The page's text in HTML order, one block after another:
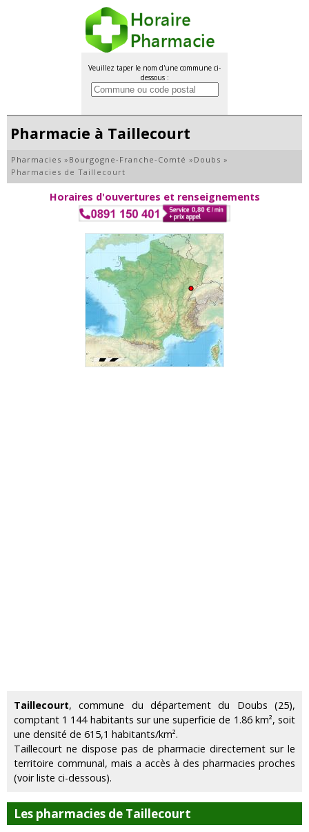
Veuillez taper le nom d'une commune ci-
dessous :
Pharmacie à Taillecourt
Pharmacies » Bourgogne-Franche-Comté » Doubs »
Pharmacies de Taillecourt
Horaires d'ouvertures et renseignements
Taillecourt, commune du département du Doubs (25),
comptant 1 144 habitants sur une superficie de 1.86 km², soit
une densité de 615,1 habitants/km².
Taillecourt ne dispose pas de pharmacie directement sur le
territoire communal, mais a accès à des pharmacies proches
(voir liste ci-dessous).
Les pharmacies de Taillecourt